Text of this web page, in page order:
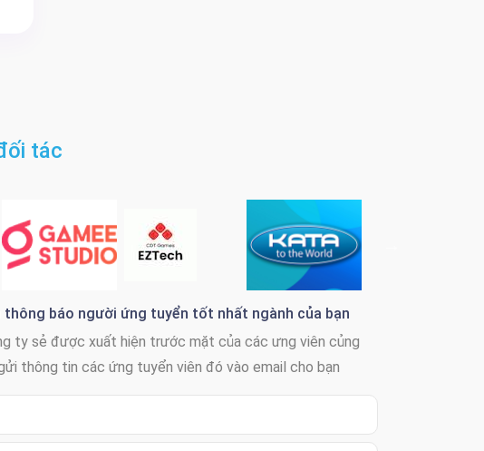
tác
thông báo người ứng tuyển tốt nhất ngành của bạn
ty sẻ được xuất hiện trước mặt của các ưng viên củng
thông tin các ứng tuyển viên đó vào email cho bạn